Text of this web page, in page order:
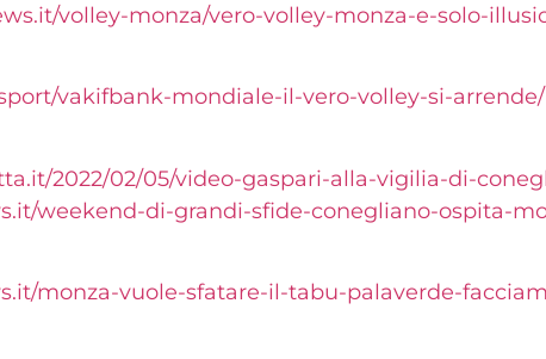
volley-monza/vero-volley-monza-e-solo-
vakifbank-mondiale-il-vero-volley-si-arrende/
2022/02/05/video-gaspari-alla-vigilia-di-
weekend-di-grandi-sfide-conegliano-ospita-
monza-vuole-sfatare-il-tabu-palaverde-